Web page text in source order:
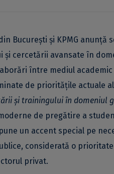
București și KPMG
și cercetării avansate în
între mediul
de prioritățile actuale
și trainingului în domeniul
de pregătire a
un accent special pe
considerată o
privat.